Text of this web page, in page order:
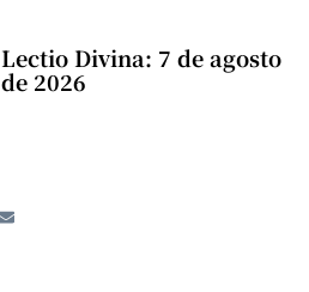
Lectio Divina: 7 de agosto
de 2026